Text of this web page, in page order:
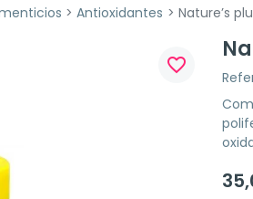
Antioxidantes Nature’s
favorite_border